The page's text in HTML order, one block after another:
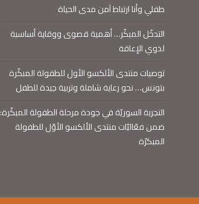
طفلي وأنا ارتباط آمن مدى الحياة
التدخّل المبكّر… أهمية قصوى ووقاية أساسية
لذوي الإعاقة
توصيات منتدى الألكسو الأول للطفولة المبكّرة
بتونس… نحو رعاية شاملة وتربية جيدة للطفل
التجربة السوريّة في جودة مرحلة الطفولة المبكّرة:
ضمن فعّاليّات منتدى الألكسو الأوّل للطفولة
المبكرّة